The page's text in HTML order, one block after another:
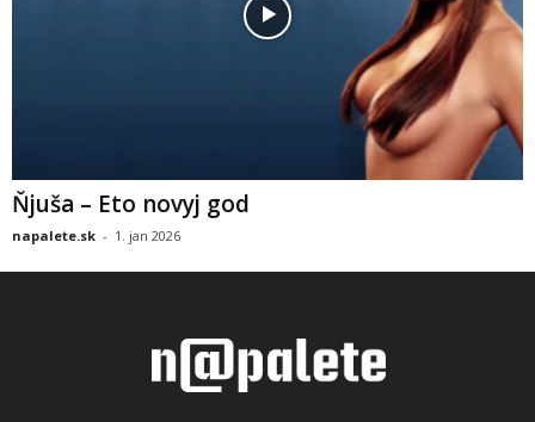
Ňjuša – Eto novyj god
napalete.sk - 1. jan 2026